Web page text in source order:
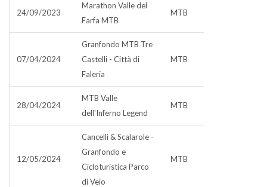
24/09/2023
Marathon Valle del
Farfa MTB
MTB
07/04/2024
Granfondo MTB Tre
Castelli - Città di
Faleria
MTB
28/04/2024
MTB Valle
dell'Inferno Legend
MTB
12/05/2024
Cancelli & Scalarole -
Granfondo e
Cicloturistica Parco
di Veio
MTB